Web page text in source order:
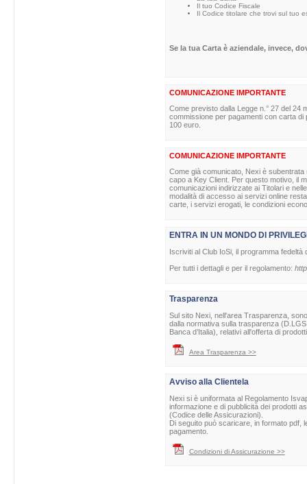
Il tuo Codice Fiscale
Il Codice titolare che trovi sul tuo
Se la tua Carta è aziendale, invece,
COMUNICAZIONE IMPORTANTE
Come previsto dalla Legge n.° 27 del 24
commissione per pagamenti con carta
100 euro.
COMUNICAZIONE IMPORTANTE
Come già comunicato, Nexi è
capo a Key Client. Per questo motivo, il
comunicazioni indirizzate ai Titolari e
modalità di accesso ai servizi online
carte, i servizi erogati, le condizioni
ENTRA IN UN MONDO DI
Iscriviti al Club IoSi, il programma
Per tutti i dettagli e per il regolamento:
Trasparenza
Sul sito Nexi, nell'area Trasparenza,
dalla normativa sulla trasparenza
Banca d’Italia), relativi all'offerta di
Area Trasparenza >>
Avviso alla Clientela
Nexi si è uniformata al Regolamento
informazione e di pubblicità dei prodotti
(Codice delle Assicurazioni).
Di seguito può scaricare, in formato pdf,
pagamento.
Condizioni di Assicurazione >>